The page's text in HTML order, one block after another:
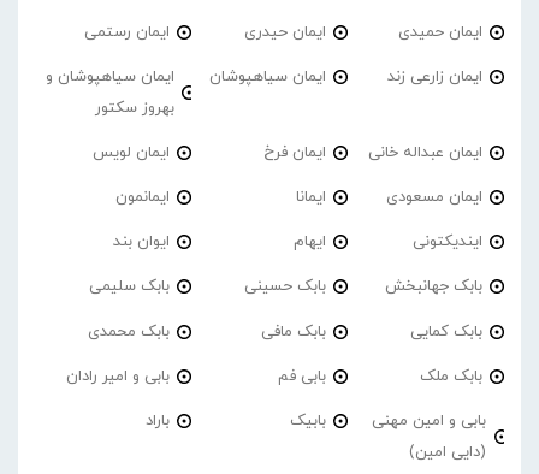
ایمان حمیدی ایمان حیدری ایمان رستمی
ایمان زارعی زند ایمان سیاهپوشان
ایمان سیاهپوشان و
بهروز سکتور
ایمان عبداله خانی ایمان فرخ ایمان لویس
ایمان مسعودی ایمانا ایمانمون
ایندیکتونی ایهام ایوان بند
بابک جهانبخش بابک حسینی بابک سلیمی
بابک کمایی بابک مافی بابک محمدی
بابک ملک بابی فم بابی و امیر رادان
بابی و امین مهنی
(دایی امین)
بابیک باراد